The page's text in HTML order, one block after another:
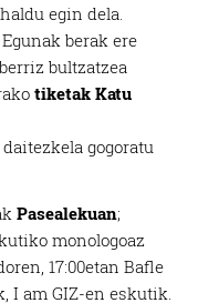
egin dela.
berak ere
bultzatzea
tiketak Katu
gogoratu
Pasealekuan;
monologoaz
17:00etan Bafle
I am GIZ-en eskutik.